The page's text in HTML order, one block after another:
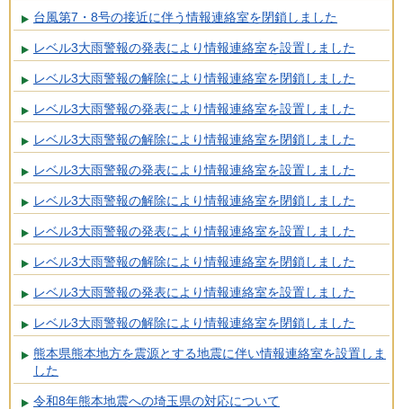
台風第7・8号の接近に伴う情報連絡室を閉鎖しました
レベル3大雨警報の発表により情報連絡室を設置しました
レベル3大雨警報の解除により情報連絡室を閉鎖しました
レベル3大雨警報の発表により情報連絡室を設置しました
レベル3大雨警報の解除により情報連絡室を閉鎖しました
レベル3大雨警報の発表により情報連絡室を設置しました
レベル3大雨警報の解除により情報連絡室を閉鎖しました
レベル3大雨警報の発表により情報連絡室を設置しました
レベル3大雨警報の解除により情報連絡室を閉鎖しました
レベル3大雨警報の発表により情報連絡室を設置しました
レベル3大雨警報の解除により情報連絡室を閉鎖しました
熊本県熊本地方を震源とする地震に伴い情報連絡室を設置しま
した
令和8年熊本地震への埼玉県の対応について